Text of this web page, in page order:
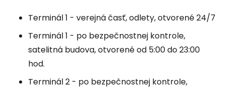
Terminál 1 - verejná časť, odlety, otvorené 24/7
Terminál 1 - po bezpečnostnej kontrole,
satelitná budova, otvorené od 5:00 do 23:00
hod.
Terminál 2 - po bezpečnostnej kontrole,